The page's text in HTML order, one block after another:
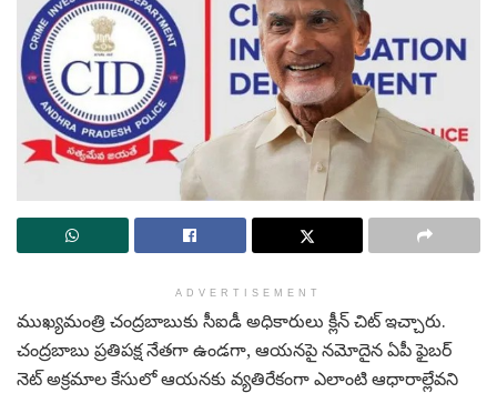
ADVERTISEMENT
ముఖ్యమంత్రి చంద్రబాబుకు సీఐడీ అధికారులు క్లీన్ చిట్ ఇచ్చారు.
చంద్రబాబు ప్రతిపక్ష నేతగా ఉండగా, ఆయనపై నమోదైన ఏపీ ఫైబర్
నెట్ అక్రమాల కేసులో ఆయనకు వ్యతిరేకంగా ఎలాంటి ఆధారాల్లేవని